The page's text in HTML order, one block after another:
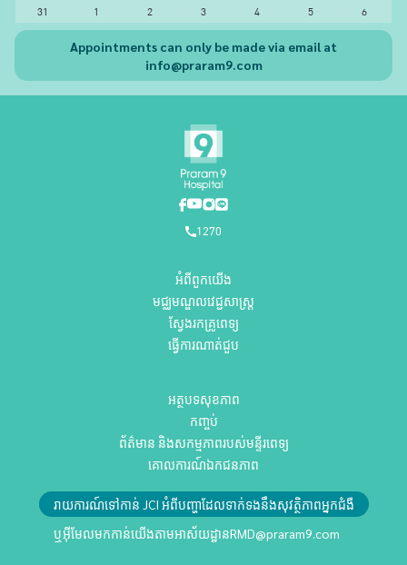
31
1 2 3 4 5 6
Appointments can only be made via email at
info@praram9.com
1270
អំពីពួកយើង
មជ្ឈមណ្ឌលវេជ្ជសាស្ត្រ
ស្វែងរកគ្រូពេទ្យ
ធ្វើការណាត់ជួប
អត្ថបទសុខភាព
កញ្ចប់
ព័ត៌មាន និងសកម្មភាពរបស់មន្ទីរពេទ្យ
គោលការណ៍ឯកជនភាព
រាយការណ៍ទៅកាន់ JCI អំពីបញ្ហាដែលទាក់ទងនឹងសុវត្ថិភាពអ្នកជំងឺ
ឬអ៊ីមែលមកកាន់យើងតាមអាស័យដ្ឋានRMD@praram9.com